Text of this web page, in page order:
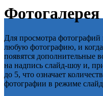
Для просмотра
любую фотографию, и
появятся дополнительные
на надпись слайд-шоу и,
до 5, что означает
фотографии в режиме